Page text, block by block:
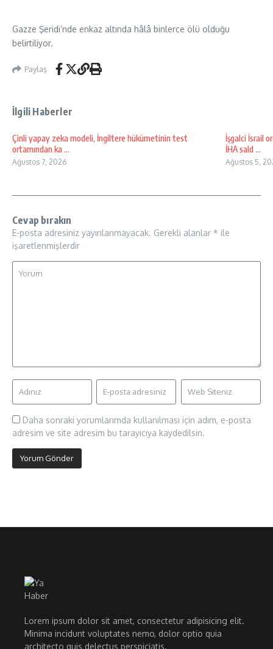
Gazze Şeridi’nde enkaz altında hâlâ binlerce ölü olduğu
belirtiliyor.
Paylaş
İlgili Haberler
Çinli yapay zeka modeli, İngiltere hükümetinin test
ortamından ka ...
Ağustos 7, 2026
İşgalci İsrail
İHA sald ...
Ağustos 5,
Cevap bırakın
E-posta adresiniz yayınlanmayacak. Gerekli alanlar * ile
işaretlenmişlerdir
Daha sonraki yorumlarımda kullanılması için adım, e-posta
adresim ve site adresim bu tarayıcıya kaydedilsin.
Lorem ipsum dolor sit amet, consectetur adipisicing elit.
Minima incidunt voluptates nemo, dolor optio quia
architecto quis delectus perspiciatis.